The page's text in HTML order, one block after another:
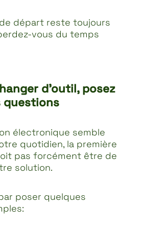
départ reste toujours
vous du temps
d’outil, posez
questions
électronique semble
quotidien, la première
pas forcément être de
solution.
poser quelques